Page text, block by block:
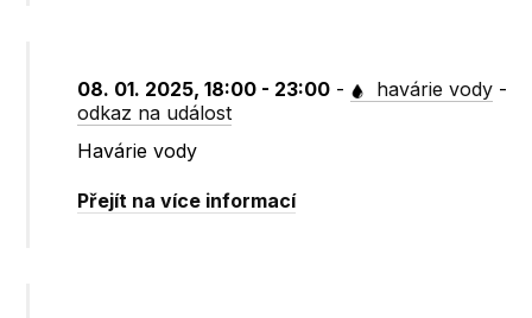
08. 01. 2025, 18:00 - 23:00 - havárie vody -
odkaz na událost
Havárie vody
Přejít na více informací